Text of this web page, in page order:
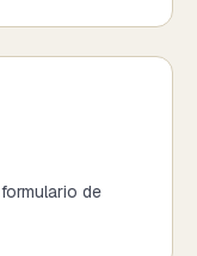
formulario de